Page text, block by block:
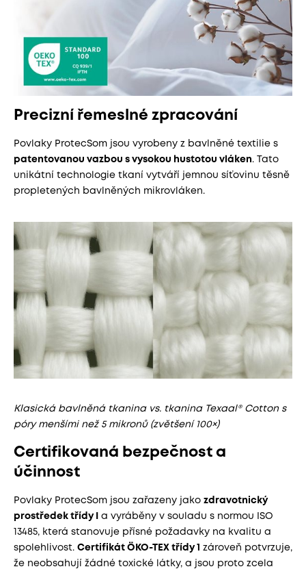
Precizní řemeslné zpracování
Povlaky ProtecSom jsou vyrobeny z bavlněné textilie s
patentovanou vazbou s vysokou hustotou vláken. Tato
unikátní technologie tkaní vytváří jemnou síťovinu těsně
propletených bavlněných mikrovláken.
Klasická bavlněná tkanina vs. tkanina Texaal® Cotton s
póry menšími než 5 mikronů (zvětšení 100×)
Certifikovaná bezpečnost a
účinnost
Povlaky ProtecSom jsou zařazeny jako zdravotnický
prostředek třídy I
a vyráběny v souladu s normou ISO
13485, která stanovuje přísné požadavky na kvalitu a
spolehlivost. Certifikát ÖKO-TEX třídy 1 zároveň potvrzuje,
že neobsahují žádné toxické látky, a jsou proto zcela